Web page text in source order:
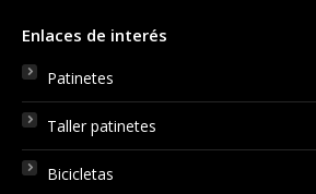
Enlaces de interés
Patinetes
Taller patinetes
Bicicletas